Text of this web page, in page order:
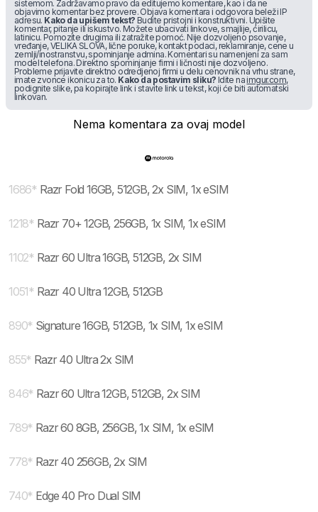
sistemom. Zadržavamo pravo da editujemo komentare, kao i da ne
objavimo komentar bez provere. Objava komentara i odgovora beleži IP
adresu. Kako da upišem tekst? Budite pristojni i konstruktivni. Upišite
komentar, pitanje ili iskustvo. Možete ubacivati linkove, smajlije, ćirilicu,
latinicu. Pomozite drugima ili zatražite pomoć. Nije dozvoljeno psovanje,
vređanje, VELIKA SLOVA, lične poruke, kontakt podaci, reklamiranje, cene u
zemlji/inostranstvu, spominjanje admina. Komentari su namenjeni za sam
model telefona. Direktno spominjanje firmi i ličnosti nije dozvoljeno.
Probleme prijavite direktno odredjenoj firmi u delu cenovnik na vrhu strane,
imate zvonce ikonicu za to. Kako da postavim sliku? Idite na imgur.com,
podignite slike, pa kopirajte link i stavite link u tekst, koji će biti automatski
linkovan.
Nema komentara za ovaj model
1686* Razr Fold 16GB, 512GB, 2x SIM, 1x eSIM
1218* Razr 70+ 12GB, 256GB, 1x SIM, 1x eSIM
1102* Razr 60 Ultra 16GB, 512GB, 2x SIM
1051* Razr 40 Ultra 12GB, 512GB
890* Signature 16GB, 512GB, 1x SIM, 1x eSIM
855* Razr 40 Ultra 2x SIM
846* Razr 60 Ultra 12GB, 512GB, 2x SIM
789* Razr 60 8GB, 256GB, 1x SIM, 1x eSIM
778* Razr 40 256GB, 2x SIM
740* Edge 40 Pro Dual SIM